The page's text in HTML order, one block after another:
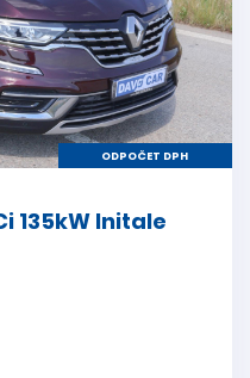
ODPOČET DPH
135kW Initale